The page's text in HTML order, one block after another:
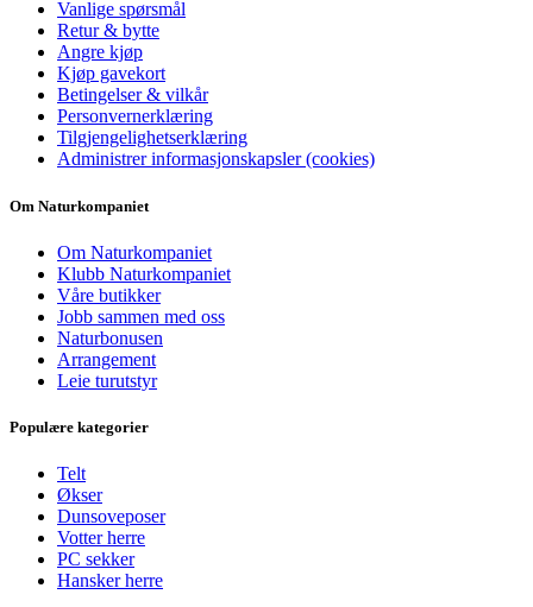
Vanlige spørsmål
Retur & bytte
Angre kjøp
Kjøp gavekort
Betingelser & vilkår
Personvernerklæring
Tilgjengelighetserklæring
Administrer informasjonskapsler (cookies)
Om Naturkompaniet
Om Naturkompaniet
Klubb Naturkompaniet
Våre butikker
Jobb sammen med oss
Naturbonusen
Arrangement
Leie turutstyr
Populære kategorier
Telt
Økser
Dunsoveposer
Votter herre
PC sekker
Hansker herre